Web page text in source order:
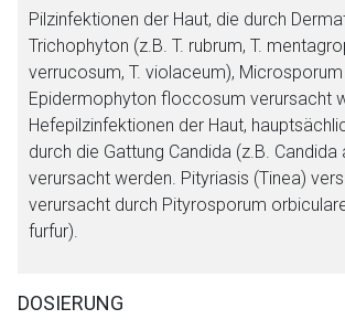
Pilzinfektionen der Haut, die durch
Trichophyton (z.B. T. rubrum, T.
verrucosum, T. violaceum),
Epidermophyton floccosum verursacht
Hefepilzinfektionen der Haut,
durch die Gattung Candida (z.B. Candida
verursacht werden. Pityriasis (Tinea)
verursacht durch Pityrosporum
furfur).
DOSIERUNG
Aufruf einer externen Seite
Der von Ihnen aufgerufene Link öffnet
Betreiber verantwortlich. Ebenso gelten